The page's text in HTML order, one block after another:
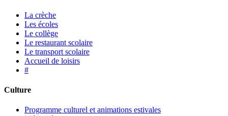
La crèche
Les écoles
Le collège
Le restaurant scolaire
Le transport scolaire
Accueil de loisirs
#
Culture
Programme culturel et animations estivales